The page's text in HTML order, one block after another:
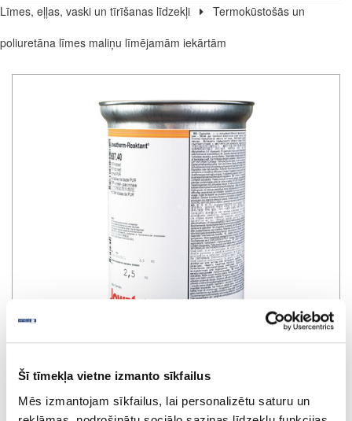
Šī tīmekļa vietne izmanto sīkfailus
Mēs izmantojam sīkfailus, lai personalizētu saturu un
Līmes, eļļas, vaski un tīrīšanas līdzekļi
Termokūstošās un
poliuretāna līmes maliņu līmējamām iekārtām
Termokūstošā PUR līme kārtridža formā
ar alumīnija foliju JOWATHERM 607.40